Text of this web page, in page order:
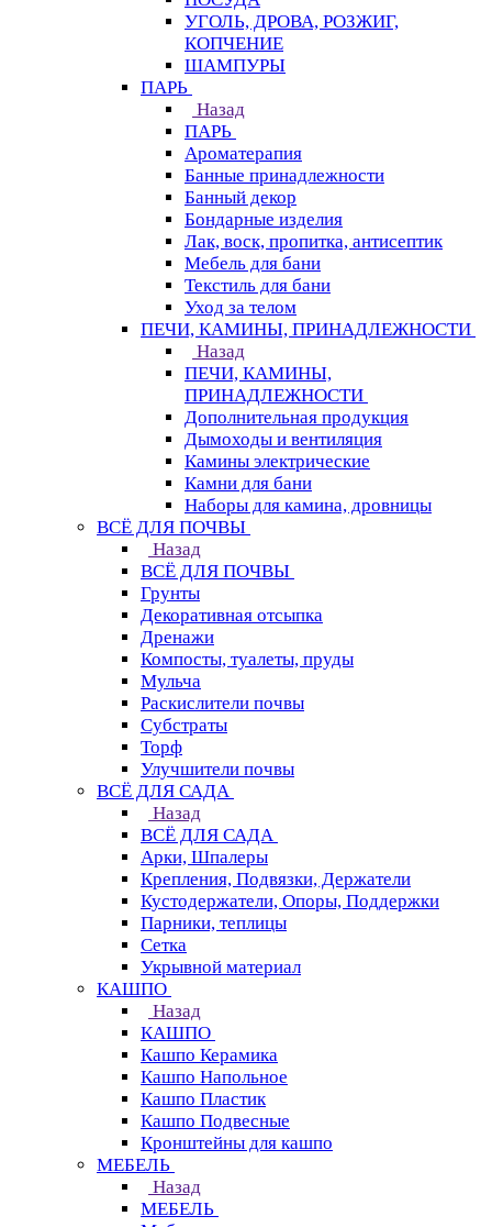
УГОЛЬ, ДРОВА, РОЗЖИГ,
КОПЧЕНИЕ
ШАМПУРЫ
ПАРЬ
Назад
ПАРЬ
Ароматерапия
Банные принадлежности
Банный декор
Бондарные изделия
Лак, воск, пропитка, антисептик
Мебель для бани
Текстиль для бани
Уход за телом
ПЕЧИ, КАМИНЫ, ПРИНАДЛЕЖНОСТИ
Назад
ПЕЧИ, КАМИНЫ,
ПРИНАДЛЕЖНОСТИ
Дополнительная продукция
Дымоходы и вентиляция
Камины электрические
Камни для бани
Наборы для камина, дровницы
ВСЁ ДЛЯ ПОЧВЫ
Назад
ВСЁ ДЛЯ ПОЧВЫ
Грунты
Декоративная отсыпка
Дренажи
Компосты, туалеты, пруды
Мульча
Раскислители почвы
Субстраты
Торф
Улучшители почвы
ВСЁ ДЛЯ САДА
Назад
ВСЁ ДЛЯ САДА
Арки, Шпалеры
Крепления, Подвязки, Держатели
Кустодержатели, Опоры, Поддержки
Парники, теплицы
Сетка
Укрывной материал
КАШПО
Назад
КАШПО
Кашпо Керамика
Кашпо Напольное
Кашпо Пластик
Кашпо Подвесные
Кронштейны для кашпо
МЕБЕЛЬ
Назад
МЕБЕЛЬ